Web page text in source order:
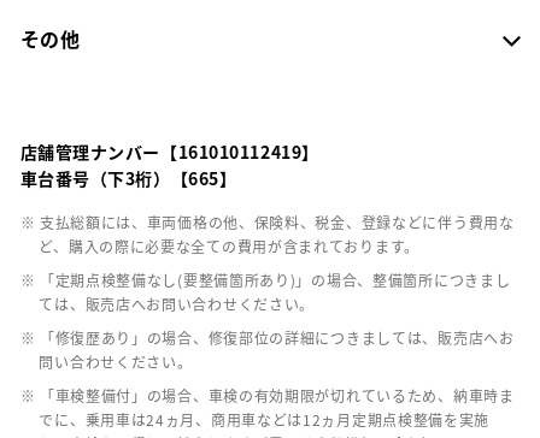
その他
店舗管理ナンバー【161010112419】
車台番号（下3桁）【665】
※ 支払総額には、車両価格の他、保険料、税金、登録などに伴う費用な
ど、購入の際に必要な全ての費用が含まれております。
※ 「定期点検整備なし(要整備箇所あり)」の場合、整備箇所につきまし
ては、販売店へお問い合わせください。
※ 「修復歴あり」の場合、修復部位の詳細につきましては、販売店へお
問い合わせください。
※ 「車検整備付」の場合、車検の有効期限が切れているため、納車時ま
でに、乗用車は24ヵ月、商用車などは12ヵ月定期点検整備を実施